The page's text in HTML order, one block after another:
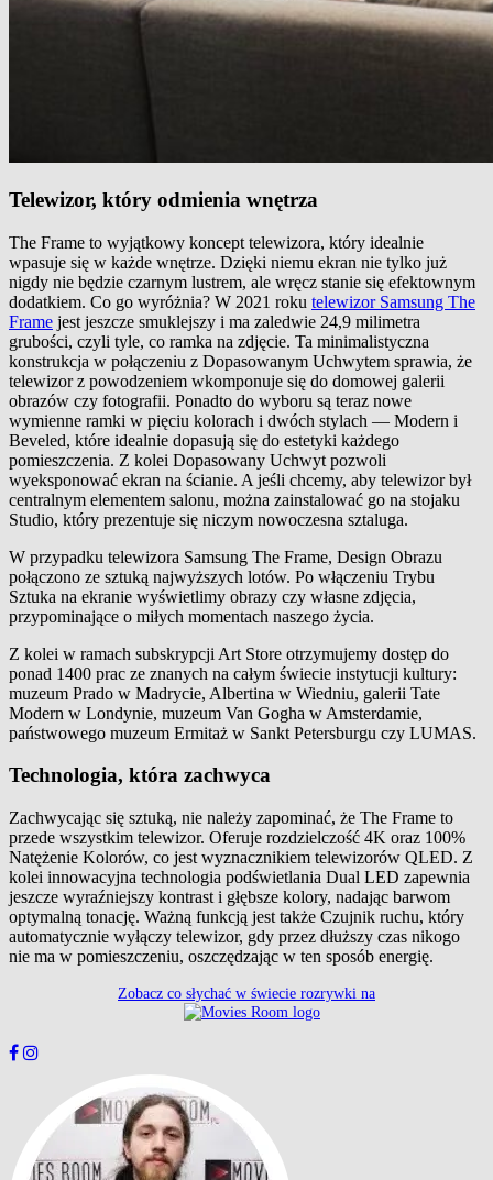
Telewizor, który odmienia wnętrza
The Frame to wyjątkowy koncept telewizora, który idealnie
wpasuje się w każde wnętrze. Dzięki niemu ekran nie tylko już
nigdy nie będzie czarnym lustrem, ale wręcz stanie się efektownym
dodatkiem. Co go wyróżnia? W 2021 roku telewizor Samsung The
Frame jest jeszcze smuklejszy i ma zaledwie 24,9 milimetra
grubości, czyli tyle, co ramka na zdjęcie. Ta minimalistyczna
konstrukcja w połączeniu z Dopasowanym Uchwytem sprawia, że
telewizor z powodzeniem wkomponuje się do domowej galerii
obrazów czy fotografii. Ponadto do wyboru są teraz nowe
wymienne ramki w pięciu kolorach i dwóch stylach — Modern i
Beveled, które idealnie dopasują się do estetyki każdego
pomieszczenia. Z kolei Dopasowany Uchwyt pozwoli
wyeksponować ekran na ścianie. A jeśli chcemy, aby telewizor był
centralnym elementem salonu, można zainstalować go na stojaku
Studio, który prezentuje się niczym nowoczesna sztaluga.
W przypadku telewizora Samsung The Frame, Design Obrazu
połączono ze sztuką najwyższych lotów. Po włączeniu Trybu
Sztuka na ekranie wyświetlimy obrazy czy własne zdjęcia,
przypominające o miłych momentach naszego życia.
Z kolei w ramach subskrypcji Art Store otrzymujemy dostęp do
ponad 1400 prac ze znanych na całym świecie instytucji kultury:
muzeum Prado w Madrycie, Albertina w Wiedniu, galerii Tate
Modern w Londynie, muzeum Van Gogha w Amsterdamie,
państwowego muzeum Ermitaż w Sankt Petersburgu czy LUMAS.
Technologia, która zachwyca
Zachwycając się sztuką, nie należy zapominać, że The Frame to
przede wszystkim telewizor. Oferuje rozdzielczość 4K oraz 100%
Natężenie Kolorów, co jest wyznacznikiem telewizorów QLED. Z
kolei innowacyjna technologia podświetlania Dual LED zapewnia
jeszcze wyraźniejszy kontrast i głębsze kolory, nadając barwom
optymalną tonację. Ważną funkcją jest także Czujnik ruchu, który
automatycznie wyłączy telewizor, gdy przez dłuższy czas nikogo
nie ma w pomieszczeniu, oszczędzając w ten sposób energię.
Zobacz co słychać w świecie rozrywki na